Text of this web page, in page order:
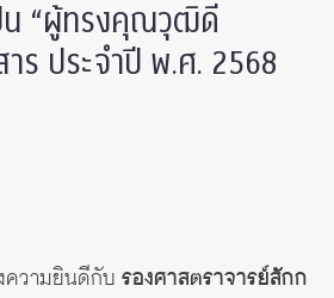
น “ผู้ทรงคุณวุฒิดี
าร ประจำปี พ.ศ. 2568
วามยินดีกับ รองศาสตราจารย์สักก